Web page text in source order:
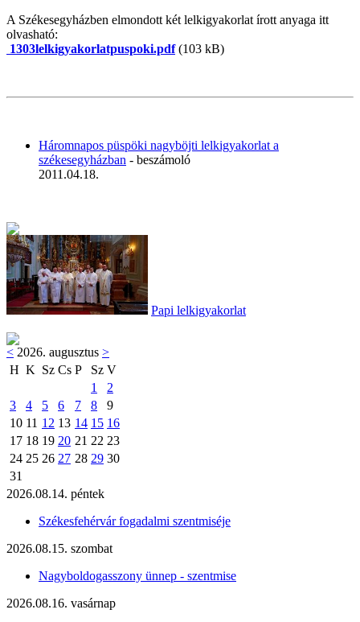
A Székesegyházben elmondott két lelkigyakorlat írott anyaga itt
olvasható:
1303lelkigyakorlatpuspoki.pdf(103 kB)
Háromnapos püspöki nagyböjti lelkigyakorlat a
székesegyházban - beszámoló
2011.04.18.
Papi lelkigyakorlat
< 2026. augusztus >
H K Sz Cs P Sz V
1
2
3
4 5 6 7 8
9
10 11 12 13 14 15 16
17 18 19 20 21 22 23
24 25 26 27 28 29 30
31
2026.08.14. péntek
Székesfehérvár fogadalmi szentmiséje
2026.08.15. szombat
Nagyboldogasszony ünnep - szentmise
2026.08.16. vasárnap